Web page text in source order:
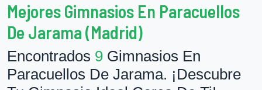
Mejores Gimnasios En Paracuellos
De Jarama (Madrid)
Encontrados 9 Gimnasios En
Paracuellos De Jarama. ¡Descubre